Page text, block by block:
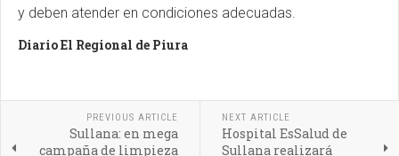
y deben atender en condiciones adecuadas.
Diario El Regional de Piura
PREVIOUS ARTICLE
Sullana: en mega
campaña de limpieza
NEXT ARTICLE
Hospital EsSalud de
Sullana realizará